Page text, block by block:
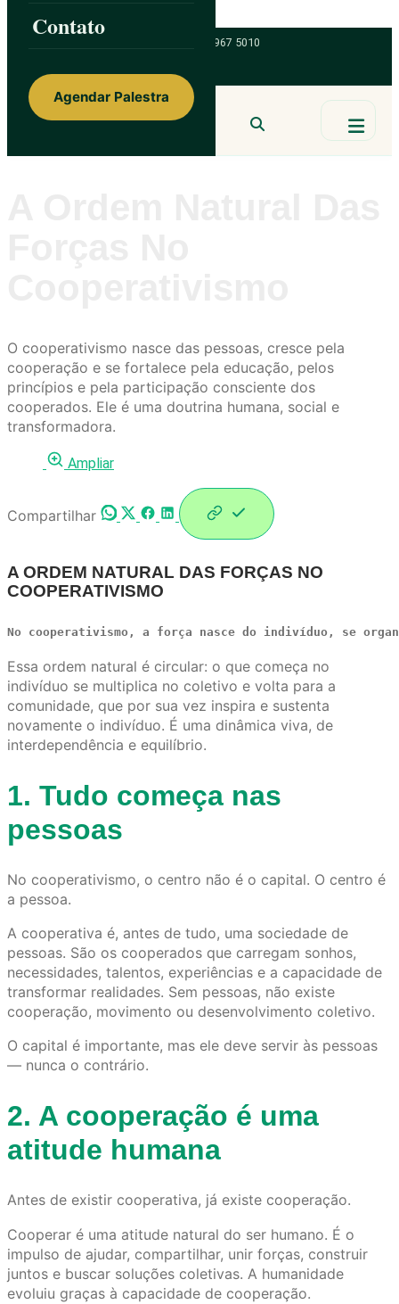
Skip to content
47 9 9967 5010
Ainor Lotério
Contato
Agendar Palestra
O cooperativismo nasce das pessoas, cresce pela
cooperação e se fortalece pela educação, pelos
princípios e pela participação consciente dos
cooperados. Ele é uma doutrina humana, social e
transformadora.
Ampliar
Compartilhar
A ORDEM NATURAL DAS FORÇAS NO
COOPERATIVISMO
No cooperativismo, a força nasce do indivíduo, se
Essa ordem natural é circular: o que começa no
indivíduo se multiplica no coletivo e volta para a
comunidade, que por sua vez inspira e sustenta
novamente o indivíduo. É uma dinâmica viva, de
interdependência e equilíbrio.
1. Tudo começa nas
pessoas
No cooperativismo, o centro não é o capital. O centro é
a pessoa.
A cooperativa é, antes de tudo, uma sociedade de
pessoas. São os cooperados que carregam sonhos,
necessidades, talentos, experiências e a capacidade de
transformar realidades. Sem pessoas, não existe
cooperação, movimento ou desenvolvimento coletivo.
O capital é importante, mas ele deve servir às pessoas
— nunca o contrário.
2. A cooperação é uma
atitude humana
Antes de existir cooperativa, já existe cooperação.
Cooperar é uma atitude natural do ser humano. É o
impulso de ajudar, compartilhar, unir forças, construir
juntos e buscar soluções coletivas. A humanidade
evoluiu graças à capacidade de cooperação.